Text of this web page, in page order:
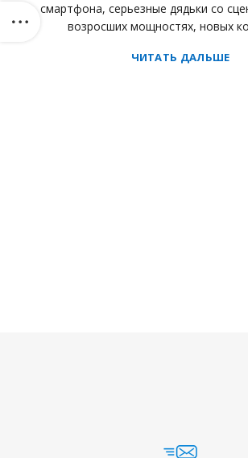
смартфона, серьезные дядьки со
возросших мощностях, новых
ЧИТАТЬ ДАЛЬШЕ